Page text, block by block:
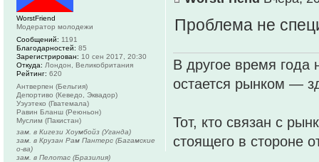
Проблема не
В другое время года
остается рынком —
Тот, кто связан с
стоящего в стороне
WorstFriend
Модератор молодежи
Сообщений: 1191
Благодарностей: 85
Зарегистрирован: 10 сен 2017, 20:30
Откуда: Лондон, Великобритания
Рейтинг: 620
Антверпен (Бельгия)
Депортиво (Кеведо, Эквадор)
Уэуэтеко (Гватемала)
Равин Бланш (Реюньон)
Муслим (Пакистан)
зам. в Кигези Хоумбойз (Уганда)
зам. в Крузан Рам Пантерс (Багамские
о-ва)
зам. в Пелотас (Бразилия)